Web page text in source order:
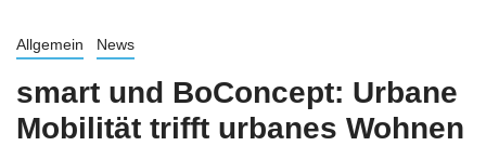
Allgemein News
smart und BoConcept: Urbane
Mobilität trifft urbanes Wohnen